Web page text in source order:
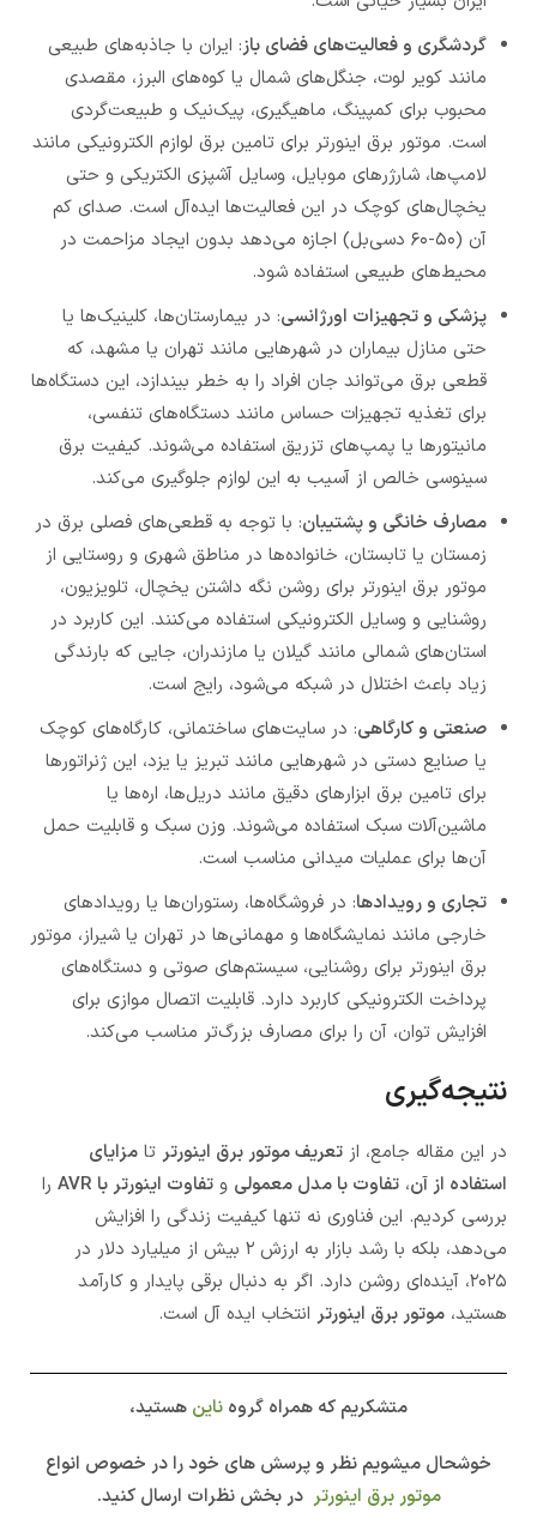
گردشگری و فعالیت‌های فضای باز: ایران با جاذبه‌های طبیعی
مانند کویر لوت، جنگل‌های شمال یا کوه‌های البرز، مقصدی
محبوب برای کمپینگ، ماهیگیری، پیک‌نیک و طبیعت‌گردی
است. موتور برق اینورتر برای تامین برق لوازم الکترونیکی مانند
لامپ‌ها، شارژرهای موبایل، وسایل آشپزی الکتریکی و حتی
یخچال‌های کوچک در این فعالیت‌ها ایده‌آل است. صدای کم
آن (۵۰-۶۰ دسی‌بل) اجازه می‌دهد بدون ایجاد مزاحمت در
محیط‌های طبیعی استفاده شود.
پزشکی و تجهیزات اورژانسی: در بیمارستان‌ها، کلینیک‌ها یا
حتی منازل بیماران در شهرهایی مانند تهران یا مشهد، که
قطعی برق می‌تواند جان افراد را به خطر بیندازد، این دستگاه‌ها
برای تغذیه تجهیزات حساس مانند دستگاه‌های تنفسی،
مانیتورها یا پمپ‌های تزریق استفاده می‌شوند. کیفیت برق
سینوسی خالص از آسیب به این لوازم جلوگیری می‌کند.
مصارف خانگی و پشتیبان: با توجه به قطعی‌های فصلی برق در
زمستان یا تابستان، خانواده‌ها در مناطق شهری و روستایی از
موتور برق اینورتر برای روشن نگه داشتن یخچال، تلویزیون،
روشنایی و وسایل الکترونیکی استفاده می‌کنند. این کاربرد در
استان‌های شمالی مانند گیلان یا مازندران، جایی که بارندگی
زیاد باعث اختلال در شبکه می‌شود، رایج است.
صنعتی و کارگاهی: در سایت‌های ساختمانی، کارگاه‌های کوچک
یا صنایع دستی در شهرهایی مانند تبریز یا یزد، این ژنراتورها
برای تامین برق ابزارهای دقیق مانند دریل‌ها، اره‌ها یا
ماشین‌آلات سبک استفاده می‌شوند. وزن سبک و قابلیت حمل
آن‌ها برای عملیات میدانی مناسب است.
تجاری و رویدادها: در فروشگاه‌ها، رستوران‌ها یا رویدادهای
خارجی مانند نمایشگاه‌ها و مهمانی‌ها در تهران یا شیراز، موتور
برق اینورتر برای روشنایی، سیستم‌های صوتی و دستگاه‌های
پرداخت الکترونیکی کاربرد دارد. قابلیت اتصال موازی برای
افزایش توان، آن را برای مصارف بزرگ‌تر مناسب می‌کند.
نتیجه‌گیری
در این مقاله جامع، از تعریف موتور برق اینورتر تا مزایای
استفاده از آن، تفاوت با مدل معمولی و تفاوت اینورتر با AVR
را
بررسی کردیم. این فناوری نه تنها کیفیت زندگی را افزایش
می‌دهد، بلکه با رشد بازار به ارزش ۲ بیش از میلیارد دلار در
۲۰۲۵، آینده‌ای روشن دارد. اگر به دنبال برقی پایدار و کارآمد
هستید، موتور برق اینورتر انتخاب ایده آل است.
متشکریم که همراه گروه ناین هستید،
خوشحال میشویم نظر و پرسش های خود را در خصوص انواع
موتور برق اینورتر در بخش نظرات ارسال کنید.